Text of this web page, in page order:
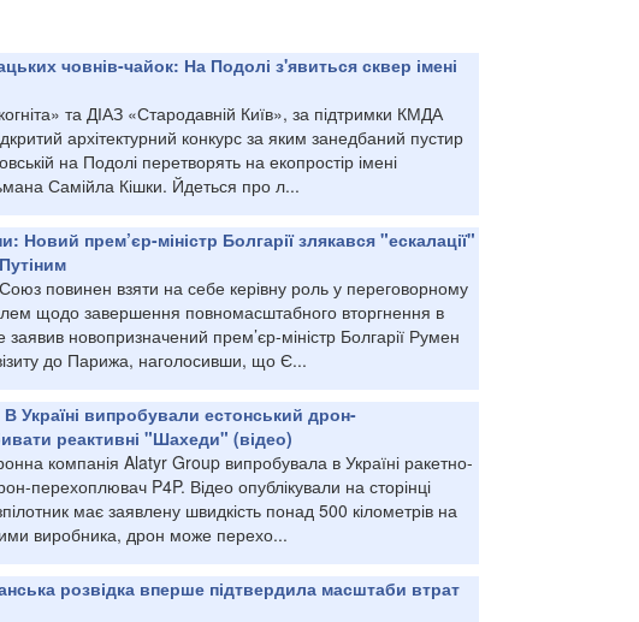
човнів-чайок: На Подолі з'явиться сквер імені
та ДІАЗ «Стародавній Київ», за підтримки КМДА
архітектурний конкурс за яким занедбаний пустир
на Подолі перетворять на екопростір імені
Самійла Кішки. Йдеться про л...
Новий прем’єр-міністр Болгарії злякався "ескалації"
повинен взяти на себе керівну роль у переговорному
щодо завершення повномасштабного вторгнення в
заявив новопризначений прем’єр-міністр Болгарії Румен
до Парижа, наголосивши, що Є...
Україні випробували естонський дрон-
реактивні "Шахеди" (відео)
компанія Alatyr Group випробувала в Україні ракетно-
перехоплювач P4P. Відео опублікували на сторінці
має заявлену швидкість понад 500 кілометрів на
виробника, дрон може перехо...
розвідка вперше підтвердила масштаби втрат